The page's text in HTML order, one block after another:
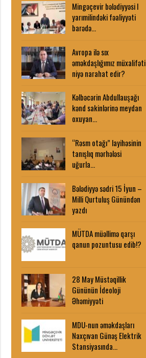
Mingəçevir bələdiyyəsi I
yarımilindəki fəaliyyəti
barədə…
Avropa ilə sıx
əməkdaşlığımız müxalifəti
niyə narahat edir?
Kəlbəcərin Abdullauşağı
kənd sakinlərinə meydan
oxuyan…
“Rəsm otağı” layihəsinin
tanışlıq mərhələsi
uğurla…
Bələdiyyə sədri 15 İyun –
Milli Qurtuluş Günündən
yazdı
MÜTDA müəllimə qarşı
qanun pozuntusu edib!?
28 May Müstəqillik
Gününün İdeoloji
Əhəmiyyəti
MDU-nun əməkdaşları
Naxçıvan Günəş Elektrik
Stansiyasında…